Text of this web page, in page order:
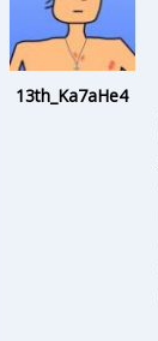
13th_Ka7aHe4